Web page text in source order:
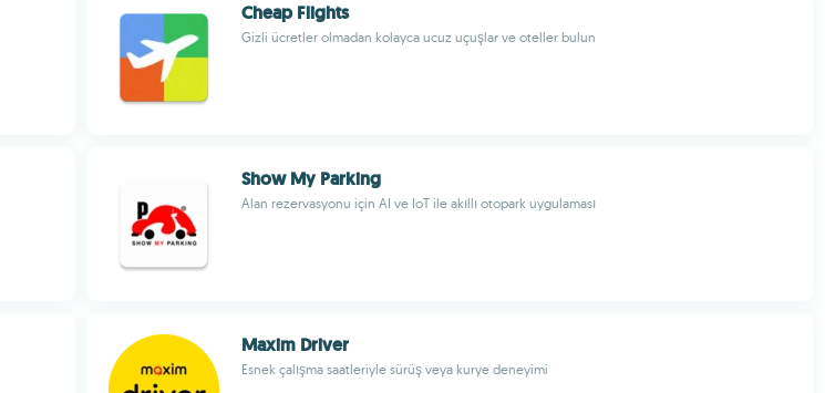
Cheap Flights
Gizli ücretler olmadan kolayca ucuz uçuşlar ve oteller bulun
Show My Parking
Alan rezervasyonu için AI ve IoT ile akıllı otopark uygulaması
Maxim Driver
Esnek çalışma saatleriyle sürüş veya kurye deneyimi